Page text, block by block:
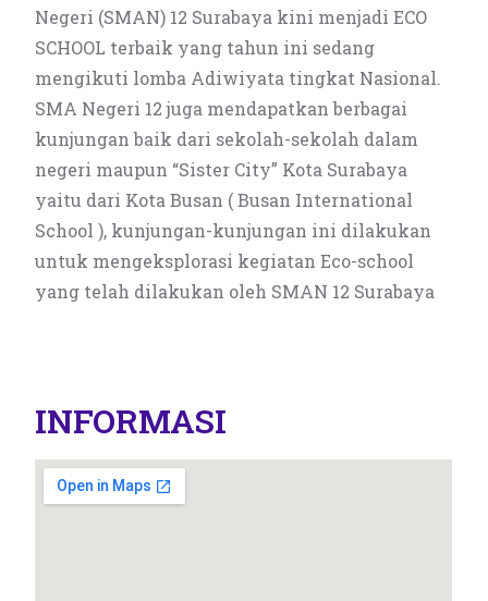
Negeri (SMAN) 12 Surabaya kini menjadi ECO
SCHOOL terbaik yang tahun ini sedang
mengikuti lomba Adiwiyata tingkat Nasional.
SMA Negeri 12 juga mendapatkan berbagai
kunjungan baik dari sekolah-sekolah dalam
negeri maupun “Sister City” Kota Surabaya
yaitu dari Kota Busan ( Busan International
School ), kunjungan-kunjungan ini dilakukan
untuk mengeksplorasi kegiatan Eco-school
yang telah dilakukan oleh SMAN 12 Surabaya
INFORMASI